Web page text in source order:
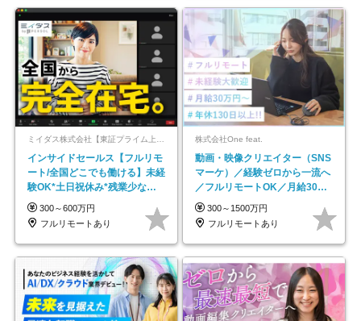
インサイドセールス【フルリモ
ート/全国どこでも働ける】未経
験OK*土日祝休み*残業少なめ*
在宅勤務手当あり
300～600万円
フルリモートあり
株式会社One feat.
動画・映像クリエイター（SNS
マーケ）／経験ゼロから一流へ
／フルリモートOK／月給30万
円～／年休130日以上
300～1500万円
フルリモートあり